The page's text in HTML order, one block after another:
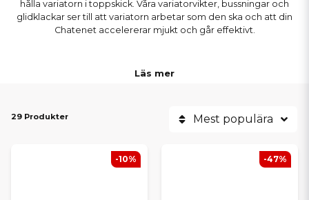
hålla variatorn i toppskick. Våra variatorvikter, bussningar och
glidklackar ser till att variatorn arbetar som den ska och att din
Chatenet accelererar mjukt och går effektivt.
Läs mer
29 Produkter Mest populära
-10% -47%